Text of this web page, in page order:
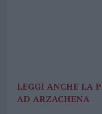
LEGGI ANCHE LA
AD ARZACHENA